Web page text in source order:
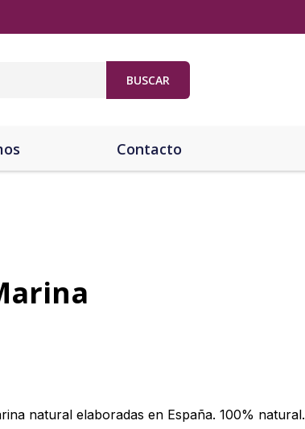
BUSCAR
Contacto
natural elaboradas en España. 100% natural.